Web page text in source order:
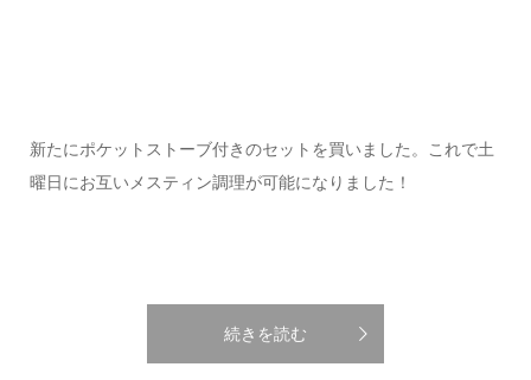
新たにポケットストーブ付きのセットを買いました。これで土
曜日にお互いメスティン調理が可能になりました！
続きを読む